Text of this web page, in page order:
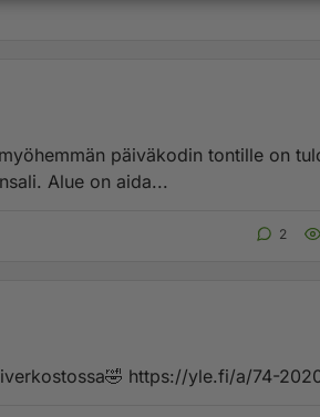
päiväkodin tontille on
Alue on aida...
2
https://yle.fi/a/74-